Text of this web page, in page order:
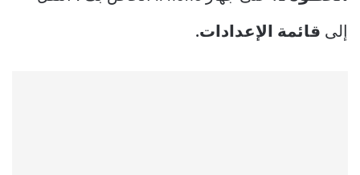
إلى قائمة الإعدادات.